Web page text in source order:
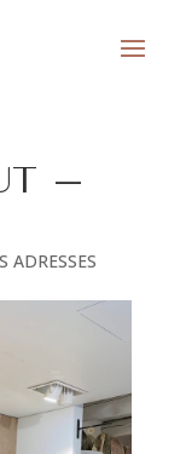
–
ADRESSES